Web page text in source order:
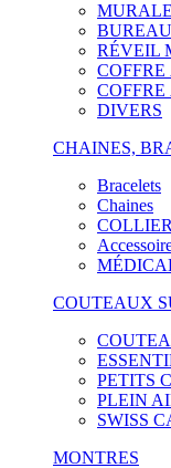
MURALE
BUREAU
RÉVEIL
DIVERS
CHAINES,
Bracelets
Chaines
COUTEAUX
PETITS
PLEIN
SWISS
MONTRES